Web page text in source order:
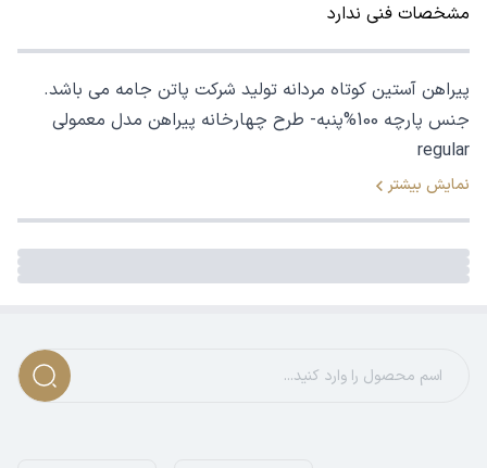
مشخصات فنی ندارد
پیراهن آستین کوتاه مردانه تولید شرکت پاتن جامه می باشد.
جنس پارچه 100%پنبه- طرح چهارخانه پیراهن مدل معمولی
regular
نمایش بیشتر